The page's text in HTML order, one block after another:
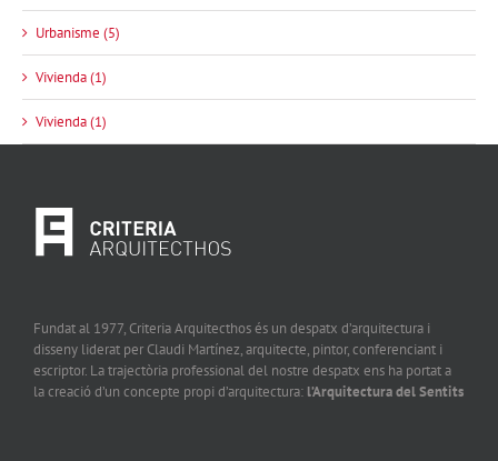
Urbanisme (5)
Vivienda (1)
Vivienda (1)
Fundat al 1977, Criteria Arquitecthos és un despatx d’arquitectura i
disseny liderat per Claudi Martínez, arquitecte, pintor, conferenciant i
escriptor. La trajectòria professional del nostre despatx ens ha portat a
la creació d’un concepte propi d’arquitectura: l’Arquitectura del Sentits